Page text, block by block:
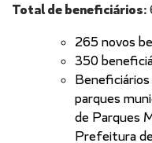
Total de beneficiários:
265 novos
350
parques
de Parques
Prefeitura